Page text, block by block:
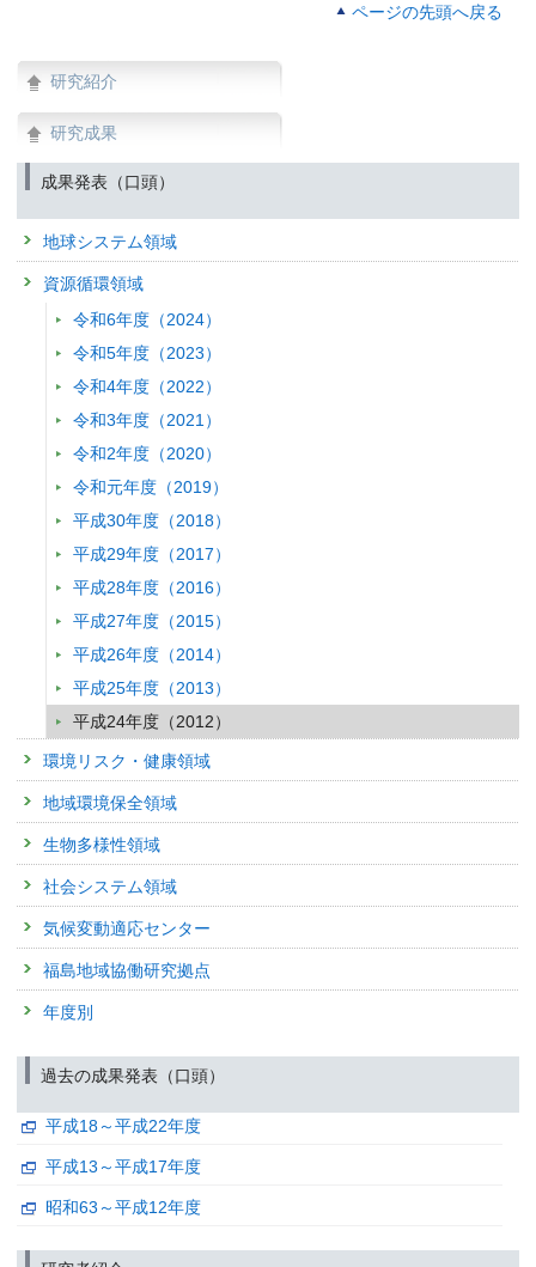
関連研究課題 1 関連研究課題 2
腐敗性廃棄物(草本類)の減容化と保管時温度変化に関する検討(
学会等名称 :廃棄物資源循環学会第23回研究発表会
関連研究課題 1 関連研究課題 2
研究講演
コンクリートを用いた放射性物質の封じ込め技術と今後の展望
発表者 :山田一夫
学会等名称 :東日本大震災とこれからのコンクリート技術
研究発表
がれきの処理と有効利用について
発表者 :山田一夫
学会等名称 :土木学会全国大会研究討論会平成24年度
予稿集名：
コンクリートができることは何か? -震災で直面した諸課題
研究発表
Management System in Japan
発表者 :Ogino A., Tanaka Y., Yamashita T.,
学会等名称 :10th International Conference on EcoBalance
予稿集名：Proceedings (2012)
関連研究課題 1 関連研究課題 2
研究発表
バイオマス利活用による地域の社会的活性化に関する研究究(
ソーシャル・キャピタル、地域活性化の関連分析
発表者 :栗島英明,
学会等名称 :日本LCA学会研究発表会第8回
予稿集名：第8回日本LCA学会研究発表会講演要旨集, 126-127 (2012)
研究発表
バイオマス利活用による地域の社会的活性化に関する研究究(
発表者 :栗島英明,稲葉陸太,
予稿集名：第8回日本LCA学会研究発表会講演要旨集, 126-127 (2012)
研究発表
バイオファウリングを起こしにくい新規ポリマーの開発
発表者 :西村憲人, 池谷達宏, 古江健太郎, 大野由起,蛯江美孝
ページの先頭へ戻る
研究紹介
研究成果
成果発表（口頭）
地球システム領域
資源循環領域
令和6年度（2024）
令和5年度（2023）
令和4年度（2022）
令和3年度（2021）
令和2年度（2020）
令和元年度（2019）
平成30年度（2018）
平成29年度（2017）
平成28年度（2016）
平成27年度（2015）
平成26年度（2014）
平成25年度（2013）
平成24年度（2012）
環境リスク・健康領域
地域環境保全領域
生物多様性領域
社会システム領域
気候変動適応センター
福島地域協働研究拠点
年度別
過去の成果発表（口頭）
平成18～平成22年度
平成13～平成17年度
昭和63～平成12年度